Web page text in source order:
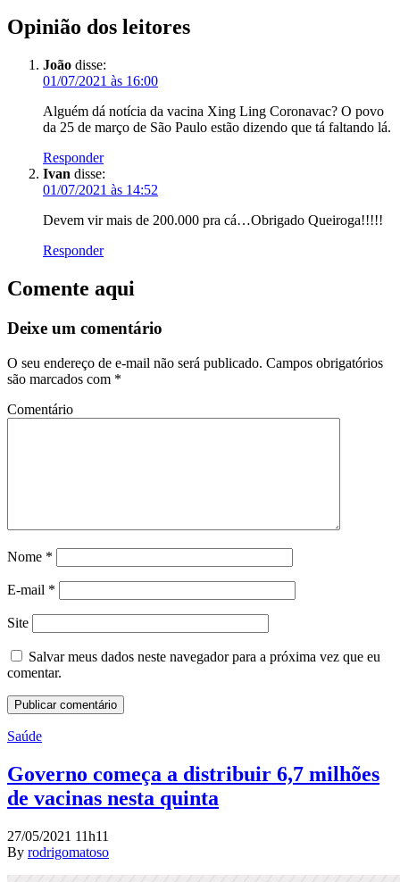
Opinião dos leitores
João disse:
01/07/2021 às 16:00
Alguém dá notícia da vacina Xing Ling Coronavac? O povo
da 25 de março de São Paulo estão dizendo que tá faltando lá.
Responder
Ivan disse:
01/07/2021 às 14:52
Devem vir mais de 200.000 pra cá…Obrigado Queiroga!!!!!
Responder
Comente aqui
Deixe um comentário
O seu endereço de e-mail não será publicado. Campos obrigatórios
são marcados com *
Comentário
Nome *
E-mail *
Site
Salvar meus dados neste navegador para a próxima vez que eu
comentar.
Saúde
Governo começa a distribuir 6,7 milhões
de vacinas nesta quinta
27/05/2021 11h11
By rodrigomatoso